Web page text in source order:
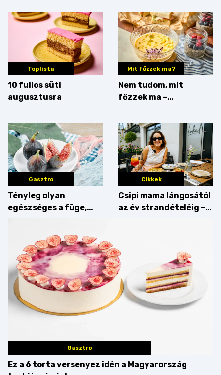
Toplista
10 fullos süti
augusztusra
Mit főzzek ma?
Nem tudom, mit
főzzek ma –
Gasztro
Tényleg olyan
egészséges a füge,
Cikkek
Csipi mama lángosától
az év strandételéig –
Gasztro
Ez a 6 torta versenyez idén a Magyarország